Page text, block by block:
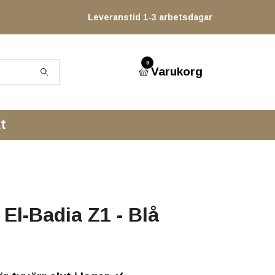
Leveranstid 1-3 arbetsdagar
0
Varukorg
Badia Z1 - Blå